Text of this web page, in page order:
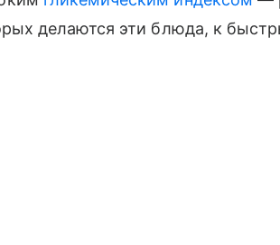
делаются эти блюда, к